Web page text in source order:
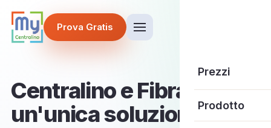
Prova Gratis
Prezzi
Prodotto
Centralino e Fibra in
un'unica soluzione